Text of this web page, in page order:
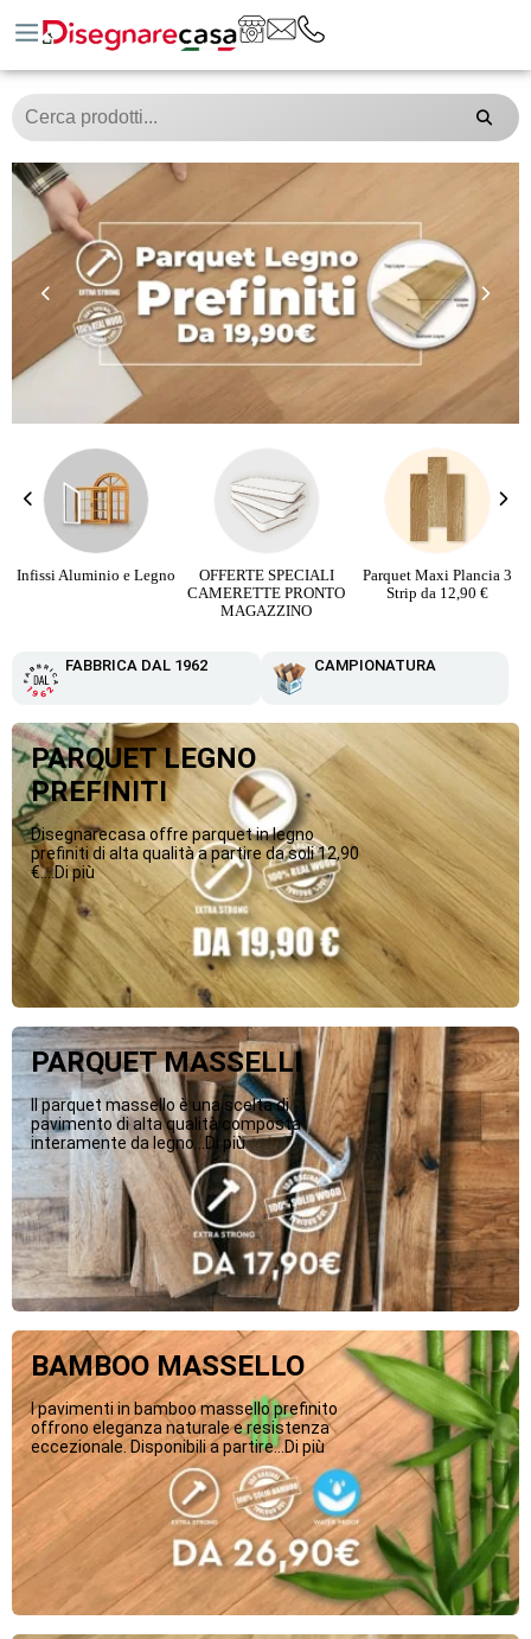
Infissi Aluminio e Legno
OFFERTE SPECIALI
CAMERETTE PRONTO
MAGAZZINO
Parquet Maxi Plancia 3
Strip da 12,90 €
FABBRICA DAL 1962 CAMPIONATURA
PARQUET LEGNO
PREFINITI
Disegnarecasa offre parquet in legno
prefiniti di alta qualità a partire da soli 12,90
€....Di più
PARQUET MASSELLI
Il parquet massello è una scelta di
pavimento di alta qualità composta
interamente da legno...Di più
BAMBOO MASSELLO
I pavimenti in bamboo massello prefinito
offrono eleganza naturale e resistenza
eccezionale. Disponibili a partire...Di più